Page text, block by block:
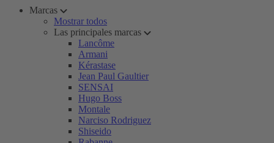
Marcas
Mostrar todos
Las principales marcas
Lancôme
Armani
Kérastase
Jean Paul Gaultier
SENSAI
Hugo Boss
Montale
Narciso Rodriguez
Shiseido